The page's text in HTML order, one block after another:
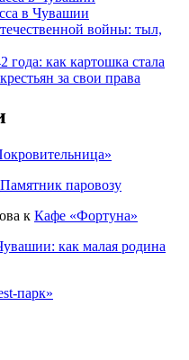
в Чувашии
войны: тыл,
года: как картошка стала
за свои права
Памятник паровозу
к Кафе «Фортуна»
как малая родина
парк»